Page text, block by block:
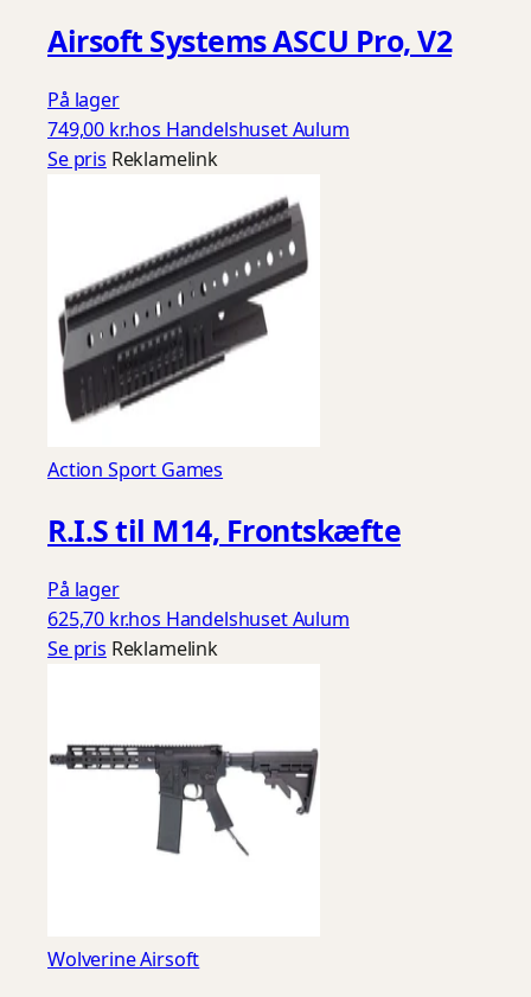
Airsoft Systems ASCU Pro, V2
På lager
749,00 kr.hos Handelshuset Aulum
Se pris Reklamelink
Action Sport Games
R.I.S til M14, Frontskæfte
På lager
625,70 kr.hos Handelshuset Aulum
Se pris Reklamelink
Wolverine Airsoft